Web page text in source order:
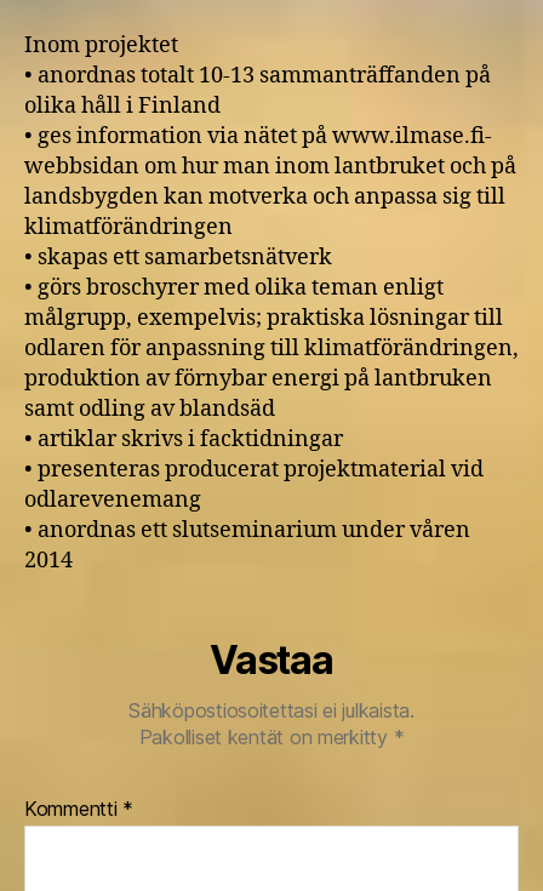
Inom projektet
• anordnas totalt 10-13 sammanträffanden på
olika håll i Finland
• ges information via nätet på www.ilmase.fi-
webbsidan om hur man inom lantbruket och på
landsbygden kan motverka och anpassa sig till
klimatförändringen
• skapas ett samarbetsnätverk
• görs broschyrer med olika teman enligt
målgrupp, exempelvis; praktiska lösningar till
odlaren för anpassning till klimatförändringen,
produktion av förnybar energi på lantbruken
samt odling av blandsäd
• artiklar skrivs i facktidningar
• presenteras producerat projektmaterial vid
odlarevenemang
• anordnas ett slutseminarium under våren
2014
Vastaa
Sähköpostiosoitettasi ei julkaista.
Pakolliset kentät on merkitty *
Kommentti *